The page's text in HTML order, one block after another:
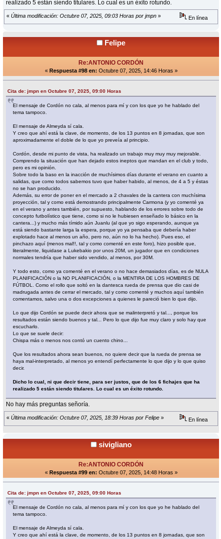
realizado 5 están siendo titulares. Lo cual es un éxito rotundo.
« Última modificación: Octubre 07, 2025, 09:03 Horas por jmpn » En línea
Felipe
Re:ANTONIO CORDÓN
« Respuesta #98 en: Octubre 07, 2025, 14:46 Horas »
Cita de: jmpn en Octubre 07, 2025, 09:00 Horas
El mensaje de Cordón no cala, al menos para mí y con los que yo he hablado del
tema tampoco.
El mensaje de Almeyda sí cala.
Y creo que ahí está la clave, de momento, de los 13 puntos en 8 jornadas, que son
aproximadamente el doble de lo que yo preveía al principio.
Cordón, desde mi punto de vista, ha realizado un trabajo muy muy muy mejorable.
Comprendo la situación que han dejado estos ineptos que mandan en el club y todo,
pero es mi opinión.
Sobre todo la baso en la inacción de muchísimos días durante el verano en cuanto a
salidas, que como todos sabemos tuvo que haber habido, al menos, de 4 a 5 y éstas
no se han producido.
Además, su error de poner en el mercado a 2 chavales de la cantera con muchísima
proyección, tal y como está demostrando principalmente Carmona (y yo comenté ya
en el verano y antes también, por supuesto, hablando de los errores sobre todo de
concepto futbolístico que tiene, como si no le hubiesen enseñado lo básico en la
cantera...) y mucho más tímido aún Juanlu (al que yo sigo esperando, aunque ya
está siendo bastante larga la espera, porque yo ya pensaba que debería haber
explotado hace al menos un año, pero no, aún no lo ha hecho). Pues eso, el
pinchazo aquí (menos mal!!, tal y como comenté en este foro), hizo posible que,
literalmente, liquidase a Lukebakio por unos 20M, un jugador que en condiciones
normales tendría que haber sido vendido, al menos, por 30M.
Y todo esto, como ya comenté en el verano o no hace demasiados días, es de NULA
PLANIFICACIÓN o la NO PLANIFICACIÓN, o la MENTIRA DE LOS HOMBRES DE
FÚTBOL. Como el rollo que soltó en la dantesca rueda de prensa que dio casi de
madrugada antes de cerrar el mercado, tal y como comenté y muchos aquí también
comentamos, salvo una o dos excepciones a quienes le pareció bien lo que dijo.
Lo que dijo Cordón se puede decir ahora que se malinterpretó y tal..., porque los
resultados están siendo buenos y tal... Pero lo que dijo fue muy claro y solo hay que
escucharlo.
Lo que se suele decir:
Chispa más o menos nos contó un cuento chino...
Que los resultados ahora sean buenos, no quiere decir que la rueda de prensa se
haya mal-interpretado, al menos yo entendí perfectamente lo que dijo y lo que quiso
decir.
Dicho lo cual, ni que decir tiene, para ser justos, que de los 6 fichajes que ha
realizado 5 están siendo titulares. Lo cual es un éxito rotundo.
No hay más preguntas señoría.
« Última modificación: Octubre 07, 2025, 18:39 Horas por Felipe » En línea
sivigliano
Re:ANTONIO CORDÓN
« Respuesta #99 en: Octubre 07, 2025, 14:48 Horas »
Cita de: jmpn en Octubre 07, 2025, 09:00 Horas
El mensaje de Cordón no cala, al menos para mí y con los que yo he hablado del
tema tampoco.
El mensaje de Almeyda sí cala.
Y creo que ahí está la clave, de momento, de los 13 puntos en 8 jornadas, que son